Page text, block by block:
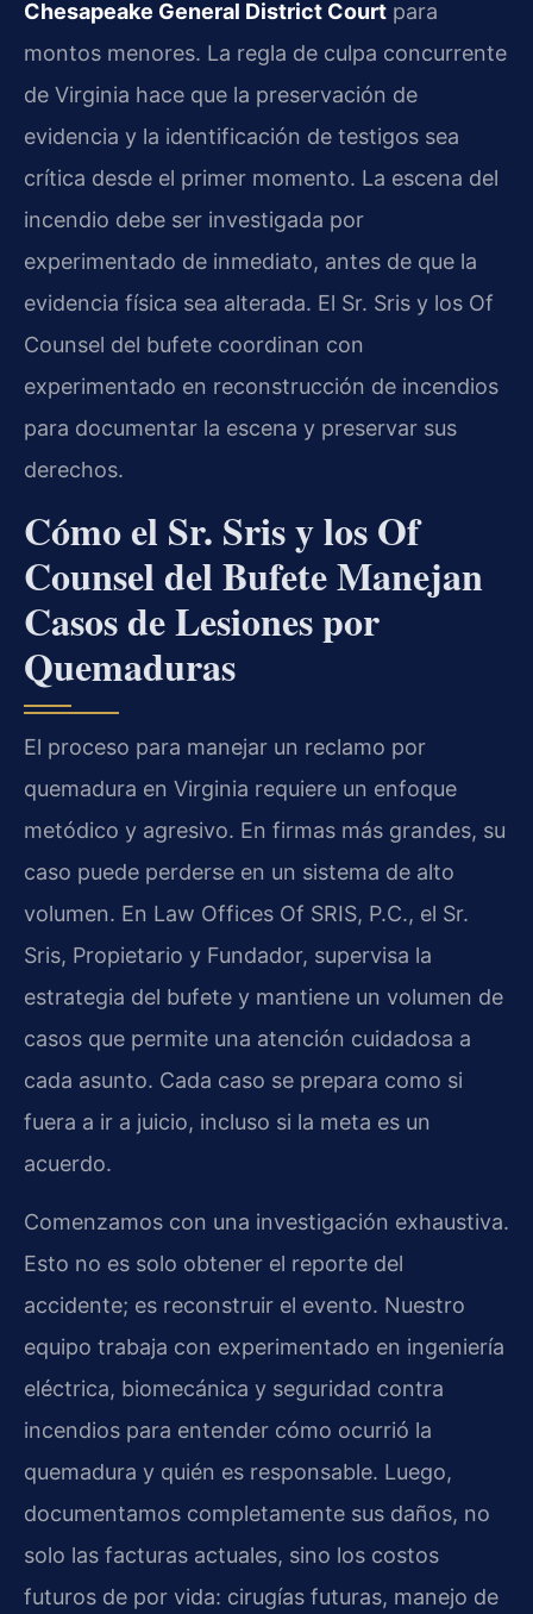
Chesapeake General District Court para
montos menores. La regla de culpa concurrente
de Virginia hace que la preservación de
evidencia y la identificación de testigos sea
crítica desde el primer momento. La escena del
incendio debe ser investigada por
experimentado de inmediato, antes de que la
evidencia física sea alterada. El Sr. Sris y los Of
Counsel del bufete coordinan con
experimentado en reconstrucción de incendios
para documentar la escena y preservar sus
derechos.
Cómo el Sr. Sris y los Of
Counsel del Bufete Manejan
Casos de Lesiones por
Quemaduras
El proceso para manejar un reclamo por
quemadura en Virginia requiere un enfoque
metódico y agresivo. En firmas más grandes, su
caso puede perderse en un sistema de alto
volumen. En Law Offices Of SRIS, P.C., el Sr.
Sris, Propietario y Fundador, supervisa la
estrategia del bufete y mantiene un volumen de
casos que permite una atención cuidadosa a
cada asunto. Cada caso se prepara como si
fuera a ir a juicio, incluso si la meta es un
acuerdo.
Comenzamos con una investigación exhaustiva.
Esto no es solo obtener el reporte del
accidente; es reconstruir el evento. Nuestro
equipo trabaja con experimentado en ingeniería
eléctrica, biomecánica y seguridad contra
incendios para entender cómo ocurrió la
quemadura y quién es responsable. Luego,
documentamos completamente sus daños, no
solo las facturas actuales, sino los costos
futuros de por vida: cirugías futuras, manejo de